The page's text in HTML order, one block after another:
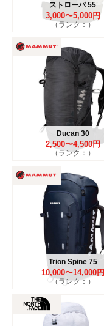
ストローバ 55
3,000〜5,000円
（ランク：）
Ducan 30
2,500〜4,500円
（ランク：）
Trion Spine 75
10,000〜14,000円
（ランク：）